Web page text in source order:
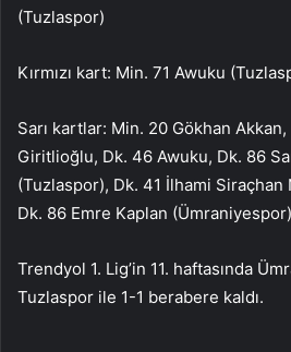
(Tuzlaspor)
Kırmızı kart: Min. 71 Awuku
Sarı kartlar: Min. 20 Gökhan
Giritlioğlu, Dk. 46 Awuku, Dk. 86
(Tuzlaspor), Dk. 41 İlhami Siraçhan
Dk. 86 Emre Kaplan (Ümraniyespor)
Trendyol 1. Lig’in 11. haftasında
Tuzlaspor ile 1-1 berabere kaldı.